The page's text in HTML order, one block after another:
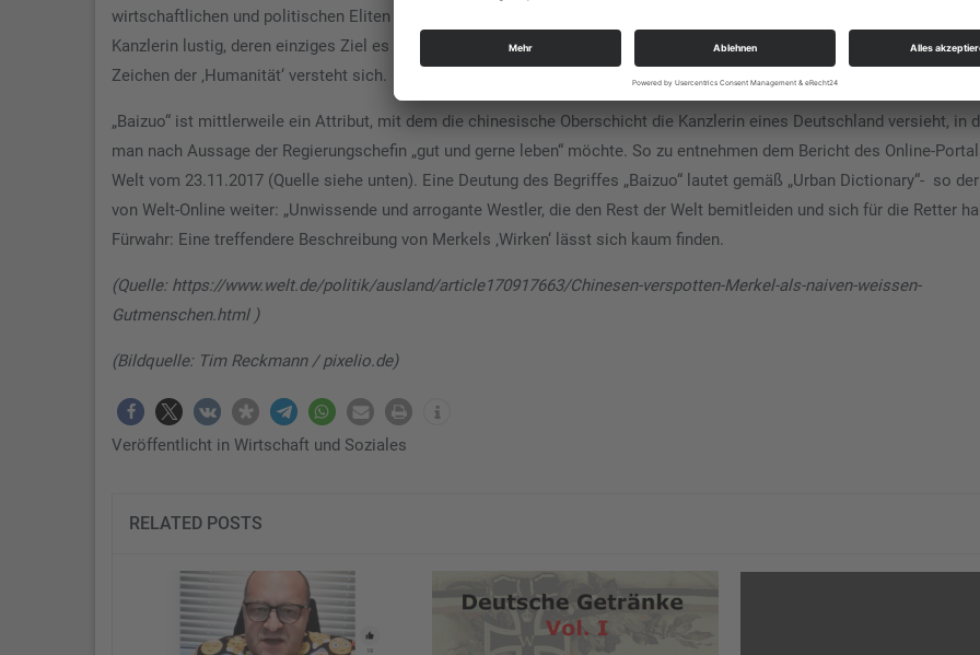
wirtschaftlichen und politischen Eliten um die KP des großen Reiches der Mitte herum machen sich zunehmend über
Kanzlerin lustig, deren einziges Ziel es zu sein scheint, sich noch zu Lebzeiten ein eigenes Denkmal errichten zu wollen.
Zeichen der ‚Humanität‘ versteht sich.
„Baizuo“ ist mittlerweile ein Attribut, mit dem die chinesische Oberschicht die Kanzlerin eines Deutschland versieht, in
man nach Aussage der Regierungschefin „gut und gerne leben“ möchte. So zu entnehmen dem Bericht des Online-
Welt vom 23.11.2017 (Quelle siehe unten). Eine Deutung des Begriffes „Baizuo“ lautet gemäß „Urban Dictionary“- so
von Welt-Online weiter: „Unwissende und arrogante Westler, die den Rest der Welt bemitleiden und sich für die Retter
Fürwahr: Eine treffendere Beschreibung von Merkels ‚Wirken‘ lässt sich kaum finden.
(Quelle: https://www.welt.de/politik/ausland/article170917663/Chinesen-verspotten-Merkel-als-naiven-weissen-
Gutmenschen.html )
(Bildquelle: Tim Reckmann / pixelio.de)
Veröffentlicht in Wirtschaft und Soziales
RELATED POSTS